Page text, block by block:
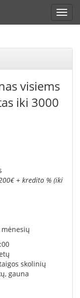
visiems
iki 3000
+ kredito % (iki
skolinių
gauna